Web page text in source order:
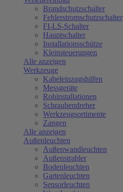
Brandschutzschalter
Fehlerstromschutzschalter
FI-LS-Schalter
Hauptschalter
Installationsschütze
Kleinsteuerungen
Alle anzeigen
Werkzeuge
Kabeleinzugshilfen
Messgeräte
Rohinstallationen
Schraubendreher
Werkzeugsortimente
Zangen
Alle anzeigen
Außenleuchten
Außenwandleuchten
Außenstrahler
Bodenleuchten
Gartenleuchten
Sensorleuchten